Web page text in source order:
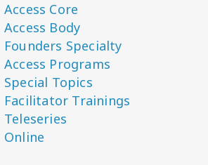
Access Core
Access Body
Founders Specialty
Access Programs
Special Topics
Facilitator Trainings
Teleseries
Online